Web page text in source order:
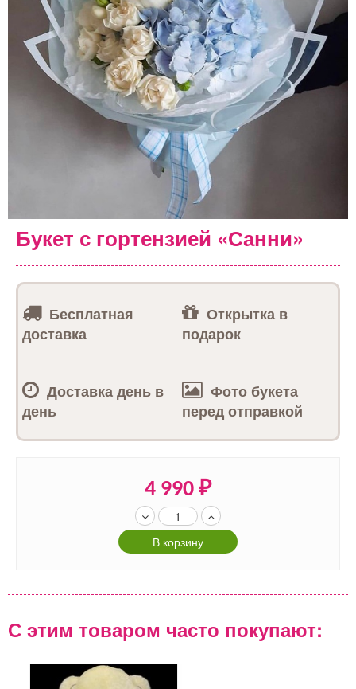
Букет с гортензией «Санни»
Бесплатная
доставка
Открытка в
подарок
Доставка день в
день
Фото букета
перед отправкой
4 990 ₽
В корзину
С этим товаром часто покупают: